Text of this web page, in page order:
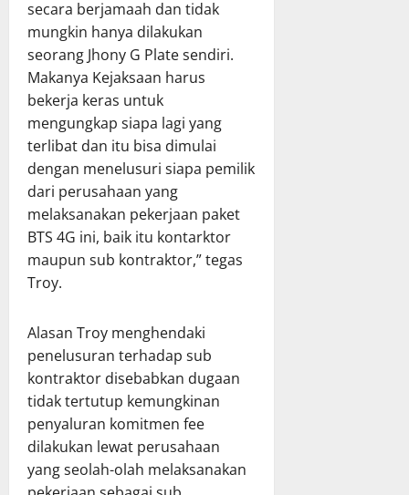
secara berjamaah dan tidak
mungkin hanya dilakukan
seorang Jhony G Plate sendiri.
Makanya Kejaksaan harus
bekerja keras untuk
mengungkap siapa lagi yang
terlibat dan itu bisa dimulai
dengan menelusuri siapa pemilik
dari perusahaan yang
melaksanakan pekerjaan paket
BTS 4G ini, baik itu kontarktor
maupun sub kontraktor,” tegas
Troy.
Alasan Troy menghendaki
penelusuran terhadap sub
kontraktor disebabkan dugaan
tidak tertutup kemungkinan
penyaluran komitmen fee
dilakukan lewat perusahaan
yang seolah-olah melaksanakan